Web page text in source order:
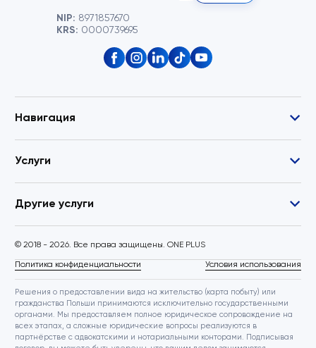
NIP: 8971857670
KRS: 0000739695
Навигация
Услуги
Другие услуги
© 2018 - 2026. Все права защищены. ONE PLUS
Политика конфиденциальности Условия использования
Решения о предоставлении вида на жительство (карта побыту) или
гражданства Польши принимаются исключительно государственными
органами. Мы предоставляем полное юридическое сопровождение на
всех этапах, а сложные юридические вопросы реализуются в
партнёрстве с адвокатскими и нотариальными конторами. Подписывая